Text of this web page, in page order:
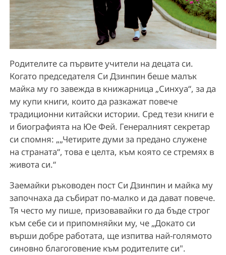
Родителите са първите учители на децата си.
Когато председателя Си Дзинпин беше малък
майка му го завежда в книжарница „Синхуа“, за да
му купи книги, които да разкажат повече
традиционни китайски истории. Сред тези книги е
и биографията на Юе Фей. Генералният секретар
си спомня: „„Четирите думи за предано служене
на страната“, това е целта, към която се стремях в
живота си.“
Заемайки ръководен пост Си Дзинпин и майка му
започнаха да събират по-малко и да дават повече.
Тя често му пише, призовавайки го да бъде строг
към себе си и припомняйки му, че „Докато си
върши добре работата, ще изпитва най-голямото
синовно благоговение към родителите си".